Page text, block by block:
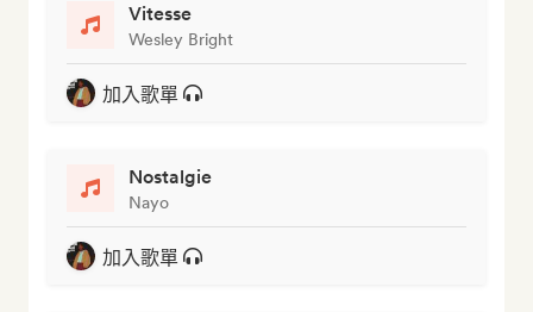
Vitesse
Wesley Bright
加入歌單
Nostalgie
Nayo
加入歌單